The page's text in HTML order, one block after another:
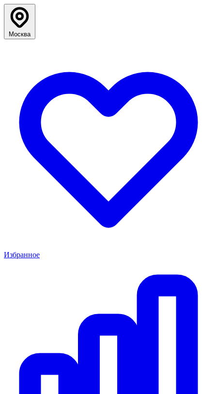
Москва
Избранное